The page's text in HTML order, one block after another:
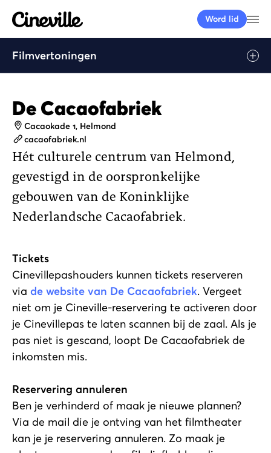
Cineville Logo
Word lid
Filmvertoningen
De Cacaofabriek
Adres
Cacaokade 1, Helmond
Website
cacaofabriek.nl
Hét culturele centrum van Helmond,
gevestigd in de oorspronkelijke
gebouwen van de Koninklijke
Nederlandsche Cacaofabriek.
Tickets
Cinevillepashouders kunnen tickets reserveren
via de website van De Cacaofabriek. Vergeet
niet om je Cineville-reservering te activeren door
je Cinevillepas te laten scannen bij de zaal. Als je
pas niet is gescand, loopt De Cacaofabriek de
inkomsten mis.
Reservering annuleren
Ben je verhinderd of maak je nieuwe plannen?
Via de mail die je ontving van het filmtheater
kan je je reservering annuleren. Zo maak je